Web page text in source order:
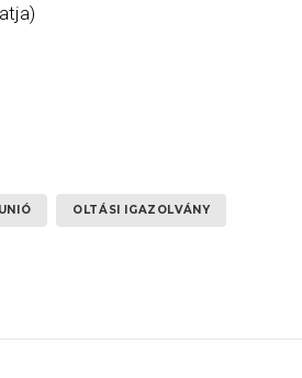
OLTÁSI IGAZOLVÁNY